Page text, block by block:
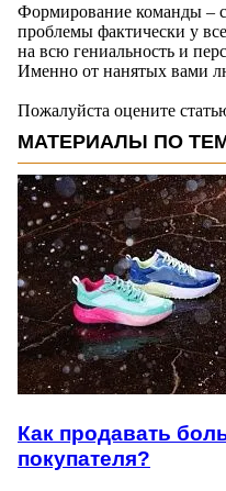
Формирование команды –
проблемы фактически у
на всю гениальность и
Именно от нанятых вами
Пожалуйста оцените
МАТЕРИАЛЫ ПО
Как продавать
покупателя?